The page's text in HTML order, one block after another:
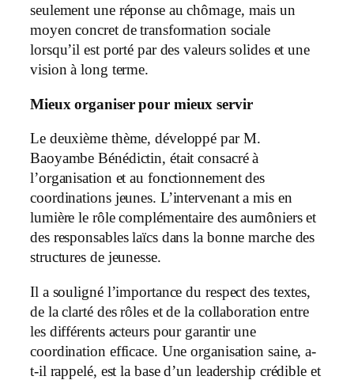
seulement une réponse au chômage, mais un
moyen concret de transformation sociale
lorsqu’il est porté par des valeurs solides et une
vision à long terme.
Mieux organiser pour mieux servir
Le deuxième thème, développé par M.
Baoyambe Bénédictin, était consacré à
l’organisation et au fonctionnement des
coordinations jeunes. L’intervenant a mis en
lumière le rôle complémentaire des aumôniers et
des responsables laïcs dans la bonne marche des
structures de jeunesse.
Il a souligné l’importance du respect des textes,
de la clarté des rôles et de la collaboration entre
les différents acteurs pour garantir une
coordination efficace. Une organisation saine, a-
t-il rappelé, est la base d’un leadership crédible et